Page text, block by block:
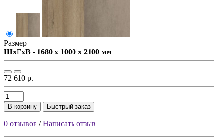
Размер
ШxГxВ - 1680 x 1000 x 2100 мм
72 610 р.
В корзину Быстрый заказ
0 отзывов /Написать отзыв